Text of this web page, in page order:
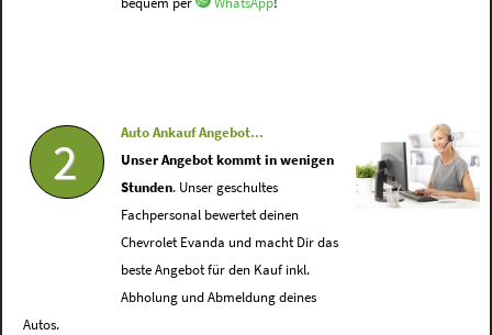
2
Auto Ankauf Angebot...
Unser Angebot kommt in wenigen
Stunden. Unser geschultes
Fachpersonal bewertet deinen
Chevrolet Evanda und macht Dir das
beste Angebot für den Kauf inkl.
Abholung und Abmeldung deines
Autos.